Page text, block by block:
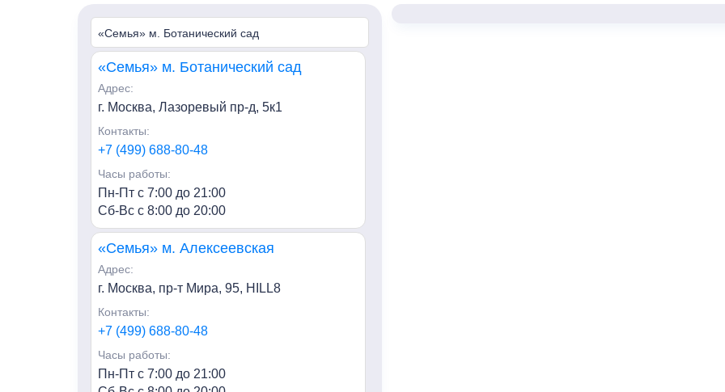
«Семья» м. Ботанический сад
«Семья» м. Ботанический сад
Адрес:
г. Москва, Лазоревый пр-д, 5к1
Контакты:
+7 (499) 688-80-48
Часы работы:
Пн-Пт с 7:00 до 21:00
Сб-Вс с 8:00 до 20:00
«Семья» м. Алексеевская
Адрес:
г. Москва, пр-т Мира, 95, HILL8
Контакты:
+7 (499) 688-80-48
Часы работы:
Пн-Пт с 7:00 до 21:00